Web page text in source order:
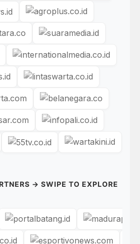
→ SWIPE TO EXPLORE